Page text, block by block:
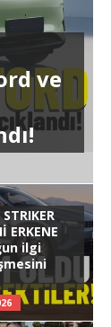
ve
ERKENE
ilgi